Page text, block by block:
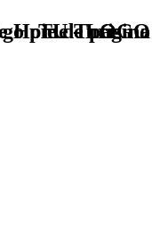
TU - LOGO
pie de página
Home Turismo